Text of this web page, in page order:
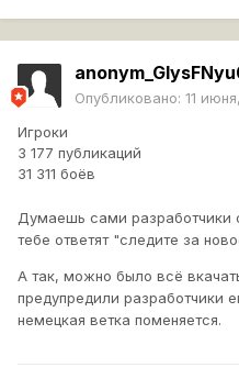
Опубликовано: 11
Игроки
3 177 публикаций
31 311 боёв
Думаешь сами разработчики
тебе ответят "следите за
А так, можно было всё
предупредили разработчики
немецкая ветка поменяется.